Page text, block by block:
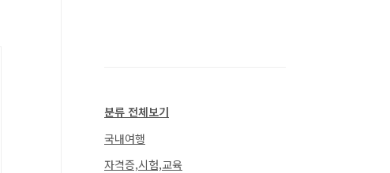
분류 전체보기
국내여행
자격증,시험,교육